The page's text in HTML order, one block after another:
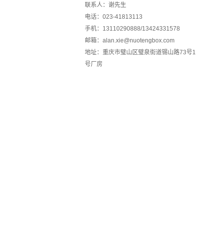
联系人：谢先生
电话：023-41813113
手机：13110290888/13424331578
邮箱：alan.xie@nuotengbox.com
地址：重庆市璧山区璧泉街道锡山路73号1
号厂房